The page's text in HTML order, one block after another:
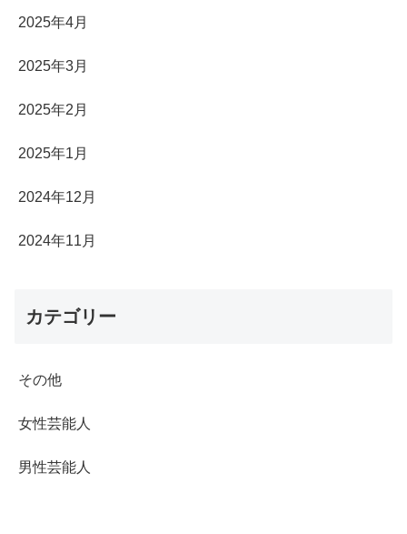
2025年4月
2025年3月
2025年2月
2025年1月
2024年12月
2024年11月
カテゴリー
その他
女性芸能人
男性芸能人